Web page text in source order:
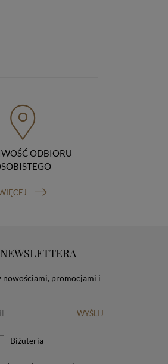
ODBIORU
nowościami, promocjami i
WYŚLIJ
Biżuteria